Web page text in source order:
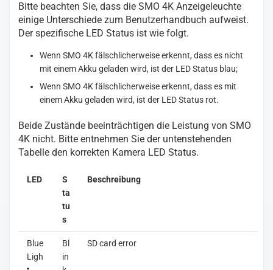
Bitte beachten Sie, dass die SMO 4K Anzeigeleuchte
einige Unterschiede zum Benutzerhandbuch aufweist.
Der spezifische LED Status ist wie folgt.
Wenn SMO 4K fälschlicherweise erkennt, dass es nicht
mit einem Akku geladen wird, ist der LED Status blau;
Wenn SMO 4K fälschlicherweise erkennt, dass es mit
einem Akku geladen wird, ist der LED Status rot.
Beide Zustände beeinträchtigen die Leistung von SMO
4K nicht. Bitte entnehmen Sie der untenstehenden
Tabelle den korrekten Kamera LED Status.
LED
S
ta
tu
s
Beschreibung
Blue
Ligh
Bl
in
SD card error